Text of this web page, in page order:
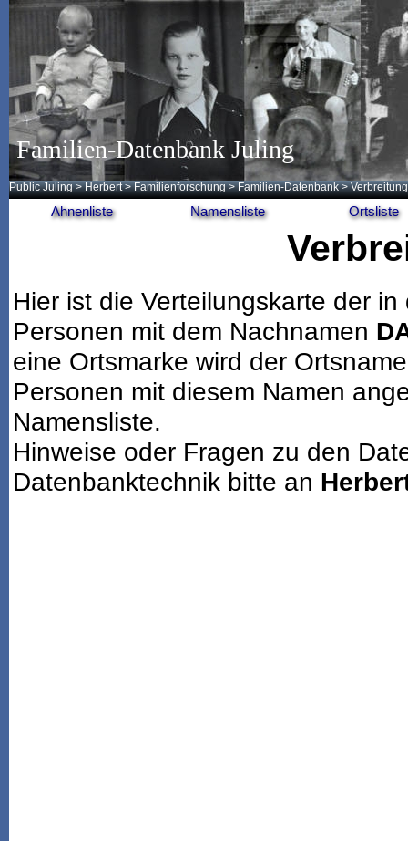
Familien-Datenbank Juling
Public Juling >Herbert >Familienforschung >Familien-Datenbank >
Ahnenliste Namensliste Ortsliste
Hier ist die Verteilungskarte der
Personen mit dem Nachnamen
eine Ortsmarke wird der
Personen mit diesem Namen
Namensliste.
Hinweise oder Fragen zu den
Datenbanktechnik bitte an